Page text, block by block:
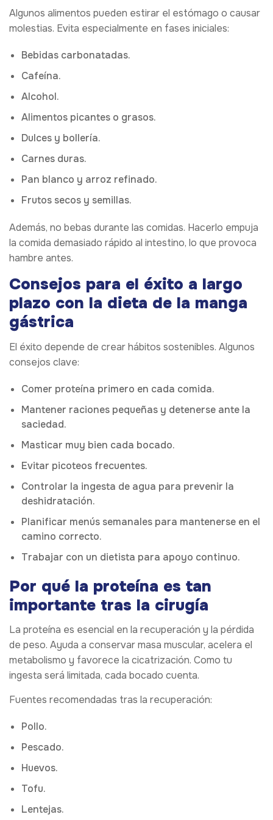
Algunos alimentos pueden estirar el estómago o causar
molestias. Evita especialmente en fases iniciales:
Bebidas carbonatadas.
Cafeína.
Alcohol.
Alimentos picantes o grasos.
Dulces y bollería.
Carnes duras.
Pan blanco y arroz refinado.
Frutos secos y semillas.
Además, no bebas durante las comidas. Hacerlo empuja
la comida demasiado rápido al intestino, lo que provoca
hambre antes.
Consejos para el éxito a largo
plazo con la dieta de la manga
gástrica
El éxito depende de crear hábitos sostenibles. Algunos
consejos clave:
Comer proteína primero en cada comida.
Mantener raciones pequeñas y detenerse ante la
saciedad.
Masticar muy bien cada bocado.
Evitar picoteos frecuentes.
Controlar la ingesta de agua para prevenir la
deshidratación.
Planificar menús semanales para mantenerse en el
camino correcto.
Trabajar con un dietista para apoyo continuo.
Por qué la proteína es tan
importante tras la cirugía
La proteína es esencial en la recuperación y la pérdida
de peso. Ayuda a conservar masa muscular, acelera el
metabolismo y favorece la cicatrización. Como tu
ingesta será limitada, cada bocado cuenta.
Fuentes recomendadas tras la recuperación:
Pollo.
Pescado.
Huevos.
Tofu.
Lentejas.